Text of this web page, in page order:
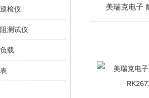
检仪
测试仪
载
美瑞克电子